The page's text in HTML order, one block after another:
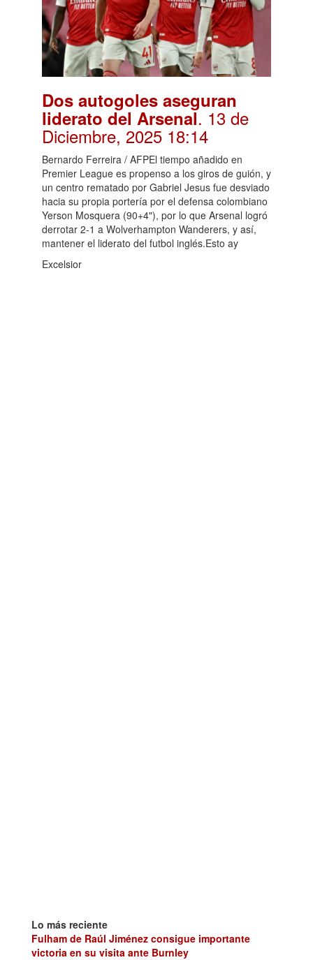
Dos autogoles aseguran
liderato del Arsenal. 13 de
Diciembre, 2025 18:14
Bernardo Ferreira / AFPEl tiempo añadido en
Premier League es propenso a los giros de guión, y
un centro rematado por Gabriel Jesus fue desviado
hacia su propia portería por el defensa colombiano
Yerson Mosquera (90+4"), por lo que Arsenal logró
derrotar 2-1 a Wolverhampton Wanderers, y así,
mantener el liderato del futbol inglés.Esto ay
Excelsior
Lo más reciente
Fulham de Raúl Jiménez consigue importante
victoria en su visita ante Burnley